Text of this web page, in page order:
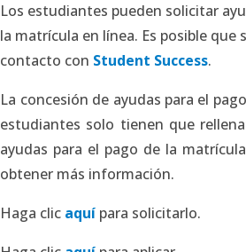
Los estudiantes pueden solicitar
la matrícula en línea. Es posible
contacto con Student Success.
La concesión de ayudas para el
estudiantes solo tienen que
ayudas para el pago de la
obtener más información.
Haga clic aquí para solicitarlo.